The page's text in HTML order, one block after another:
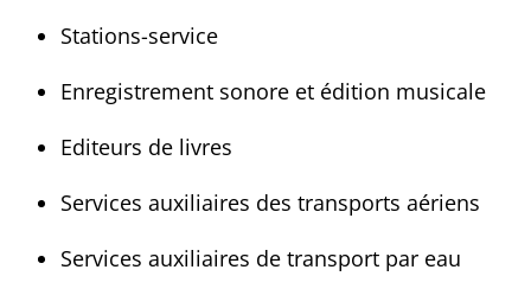
Stations-service
Enregistrement sonore et édition musicale
Editeurs de livres
Services auxiliaires des transports aériens
Services auxiliaires de transport par eau